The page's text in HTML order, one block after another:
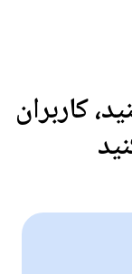
کاربران